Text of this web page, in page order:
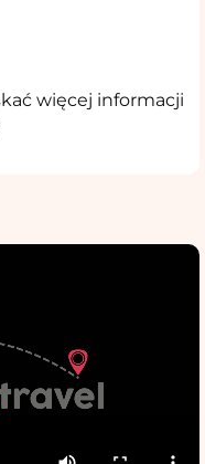
więcej informacji